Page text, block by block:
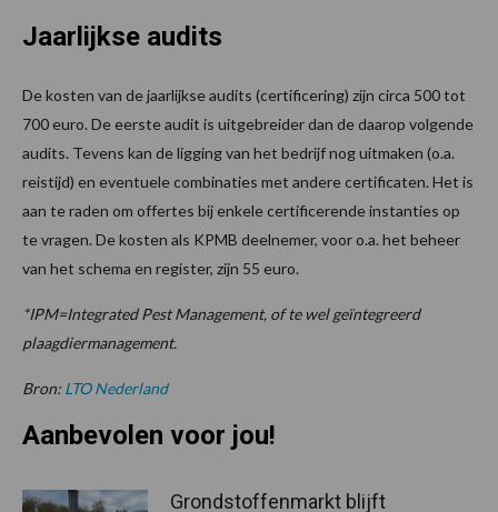
Jaarlijkse audits
De kosten van de jaarlijkse audits (certificering) zijn circa 500 tot
700 euro. De eerste audit is uitgebreider dan de daarop volgende
audits. Tevens kan de ligging van het bedrijf nog uitmaken (o.a.
reistijd) en eventuele combinaties met andere certificaten. Het is
aan te raden om offertes bij enkele certificerende instanties op
te vragen. De kosten als KPMB deelnemer, voor o.a. het beheer
van het schema en register, zijn 55 euro.
*IPM=Integrated Pest Management, of te wel geïntegreerd
plaagdiermanagement.
Bron: LTO Nederland
Aanbevolen voor jou!
Grondstoffenmarkt blijft